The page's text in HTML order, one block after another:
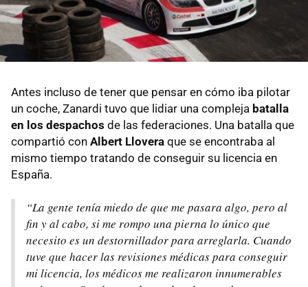
Antes incluso de tener que pensar en cómo iba pilotar
un coche, Zanardi tuvo que lidiar una compleja batalla
en los despachos de las federaciones. Una batalla que
compartió con Albert Llovera que se encontraba al
mismo tiempo tratando de conseguir su licencia en
España.
“La gente tenía miedo de que me pasara algo, pero al
fin y al cabo, si me rompo una pierna lo único que
necesito es un destornillador para arreglarla. Cuando
tuve que hacer las revisiones médicas para conseguir
mi licencia, los médicos me realizaron innumerables